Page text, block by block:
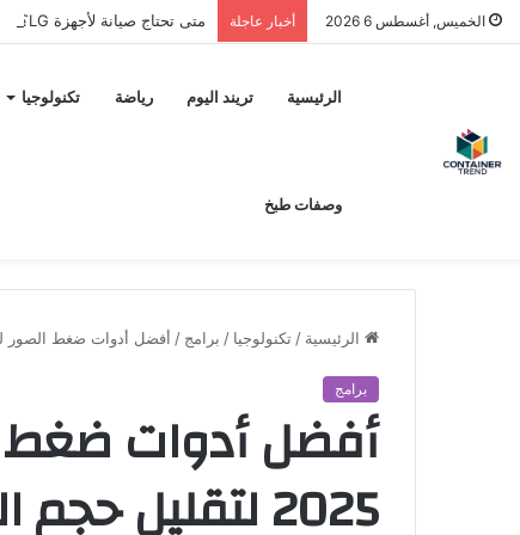
نموذج التواصل
إرسال
الخميس, أغسطس 6 2026 أخبار عاجلة متى تحتاج صيانة لأجهزة LG؟ وكيف تختار مركز الصيانة الصحيح في مصر
الرئيسية تريند اليوم رياضة تكنولوجيا
وصفات طبخ
الرئيسية / تكنولوجيا / برامج / أفضل أدوات ضغط الصور للكمبيوتر في 2025 لتقليل حجم
برامج
أفضل أدوات ضغط
2025 لتقليل